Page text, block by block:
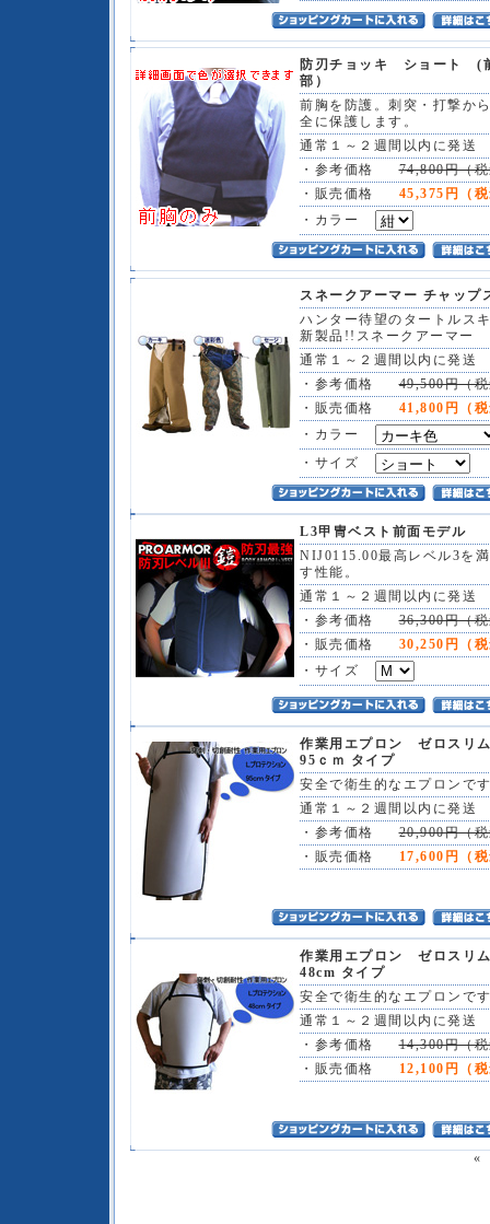
防刃チョッキ ショート (
部）
前胸を防護。刺突・打撃か
全に保護します。
通常１～２週間以内に発送
・参考価格
74,800円（
・販売価格
45,375円（
・カラー
スネークアーマー チャップ
ハンター待望のタートルス
新製品!!スネークアーマー
通常１～２週間以内に発送
・参考価格
49,500円（
・販売価格
41,800円（
・カラー
・サイズ
L3甲冑ベスト前面モデル
NIJ0115.00最高レベル3を
す性能。
通常１～２週間以内に発送
・参考価格
36,300円（
・販売価格
30,250円（
・サイズ
作業用エプロン ゼロス
95ｃｍ タイプ
安全で衛生的なエプロンで
通常１～２週間以内に発送
・参考価格
20,900円（
・販売価格
17,600円（
作業用エプロン ゼロス
48cm タイプ
安全で衛生的なエプロンで
通常１～２週間以内に発送
・参考価格
14,300円（
・販売価格
12,100円（